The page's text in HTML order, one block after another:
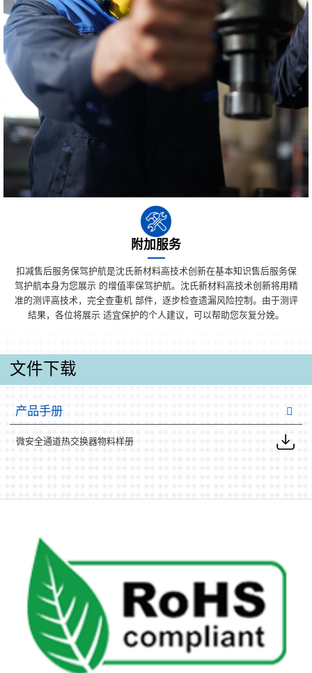
附加服务
扣减售后服务保驾护航是沈氏新材料高技术创新在基本知识售后服务保
驾护航本身为您展示 的增值率保驾护航。沈氏新材料高技术创新将用精
准的测评高技术，完全查重机 部件，逐步检查遗漏风险控制。由于测评
結果，各位将展示 适宜保护的个人建议，可以帮助您灰复分娩。
文件下载
产品手册
微安全通道热交换器物料样册